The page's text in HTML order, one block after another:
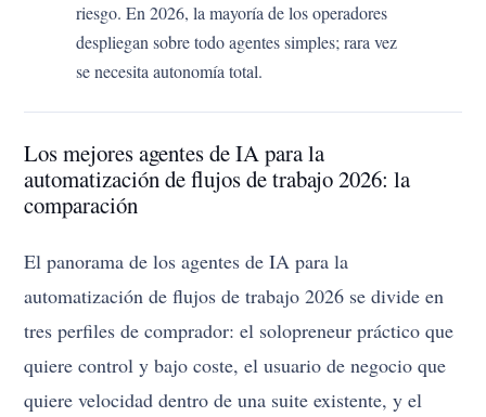
riesgo. En 2026, la mayoría de los operadores
despliegan sobre todo agentes simples; rara vez
se necesita autonomía total.
Los mejores agentes de IA para la
automatización de flujos de trabajo 2026: la
comparación
El panorama de los agentes de IA para la
automatización de flujos de trabajo 2026 se divide en
tres perfiles de comprador: el solopreneur práctico que
quiere control y bajo coste, el usuario de negocio que
quiere velocidad dentro de una suite existente, y el